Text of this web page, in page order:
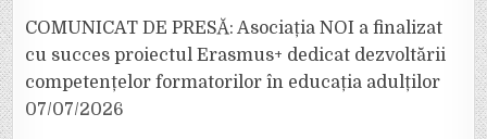
COMUNICAT DE PRESĂ: Asociația NOI a finalizat
cu succes proiectul Erasmus+ dedicat dezvoltării
competențelor formatorilor în educația adulților
07/07/2026